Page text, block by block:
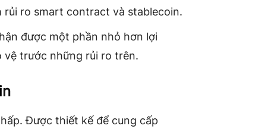
ro smart contract và stablecoin.
được một phần nhỏ hơn lợi
vệ trước những rủi ro trên.
Được thiết kế để cung cấp